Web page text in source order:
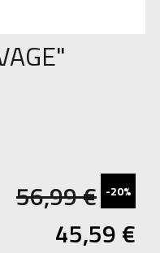
-20%
56,99€
45,59€